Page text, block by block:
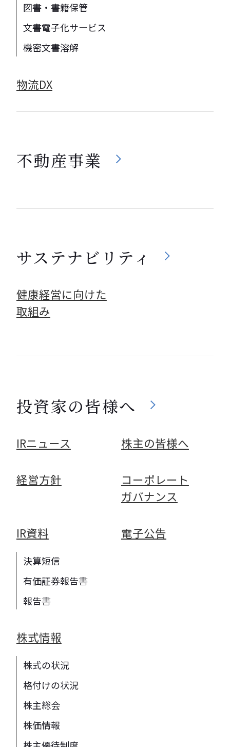
図書・書籍保管
文書電子化サービス
機密文書溶解
物流DX
不動産事業
サステナビリティ
健康経営に向けた
取組み
投資家の皆様へ
IRニュース 株主の皆様へ
経営方針
コーポレート
ガバナンス
IR資料
決算短信
有価証券報告書
報告書
電子公告
株式情報
株式の状況
格付けの状況
株主総会
株価情報